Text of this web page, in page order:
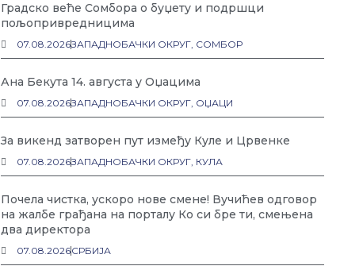
Градско веће Сомбора о буџету и подршци
пољопривредницима
07.08.2026ЗАПАДНОБАЧКИ ОКРУГ, СОМБОР
Ана Бекута 14. августа у Оџацима
07.08.2026ЗАПАДНОБАЧКИ ОКРУГ, ОЏАЦИ
За викенд затворен пут између Куле и Црвенке
07.08.2026ЗАПАДНОБАЧКИ ОКРУГ, КУЛА
Почела чистка, ускоро нове смене! Вучићев одговор
на жалбе грађана на порталу Ко си бре ти, смењена
два директора
07.08.2026СРБИЈА